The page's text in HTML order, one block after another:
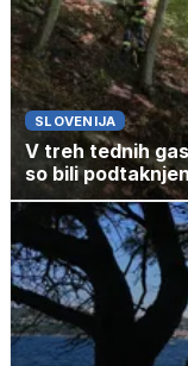
SLOVENIJA
V treh tednih
so bili